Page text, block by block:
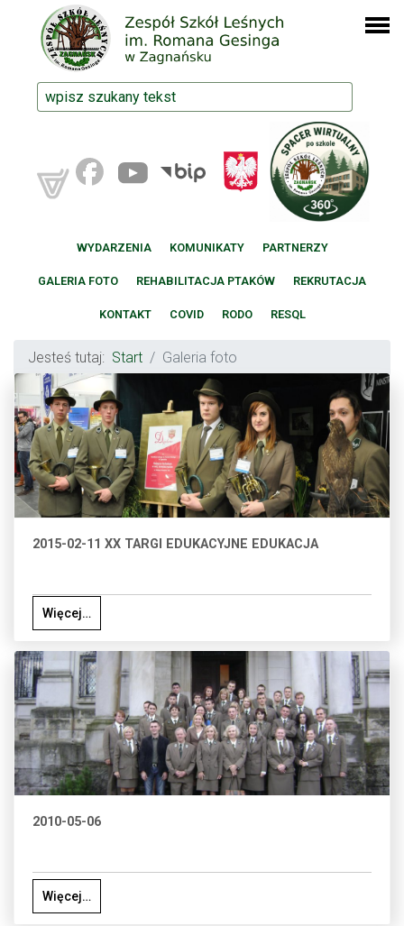
WYDARZENIA KOMUNIKATY PARTNERZY
GALERIA FOTO REHABILITACJA PTAKÓW REKRUTACJA
KONTAKT COVID RODO RESQL
Jesteś tutaj: Start Galeria foto
2015-02-11 XX TARGI EDUKACYJNE EDUKACJA
Więcej…
2010-05-06
Więcej…